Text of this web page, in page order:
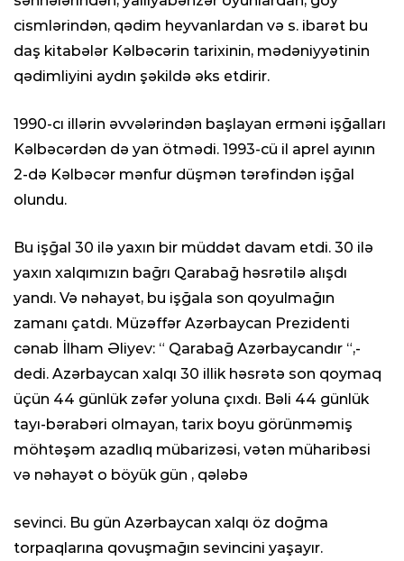
cismlərindən, qədim heyvanlardan və s. ibarət bu
daş kitabələr Kəlbəcərin tarixinin, mədəniyyətinin
qədimliyini aydın şəkildə əks etdirir.
1990-cı illərin əvvələrindən başlayan erməni işğalları
Kəlbəcərdən də yan ötmədi. 1993-cü il aprel ayının
2-də Kəlbəcər mənfur düşmən tərəfindən işğal
olundu.
Bu işğal 30 ilə yaxın bir müddət davam etdi. 30 ilə
yaxın xalqımızın bağrı Qarabağ həsrətilə alışdı
yandı. Və nəhayət, bu işğala son qoyulmağın
zamanı çatdı. Müzəffər Azərbaycan Prezidenti
cənab İlham Əliyev: “ Qarabağ Azərbaycandır “,-
dedi. Azərbaycan xalqı 30 illik həsrətə son qoymaq
üçün 44 günlük zəfər yoluna çıxdı. Bəli 44 günlük
tayı-bərabəri olmayan, tarix boyu görünməmiş
möhtəşəm azadlıq mübarizəsi, vətən müharibəsi
və nəhayət o böyük gün , qələbə
sevinci. Bu gün Azərbaycan xalqı öz doğma
torpaqlarına qovuşmağın sevincini yaşayır.